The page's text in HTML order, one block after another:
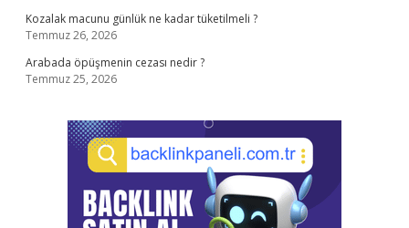
Kozalak macunu günlük ne kadar tüketilmeli ?
Temmuz 26, 2026
Arabada öpüşmenin cezası nedir ?
Temmuz 25, 2026